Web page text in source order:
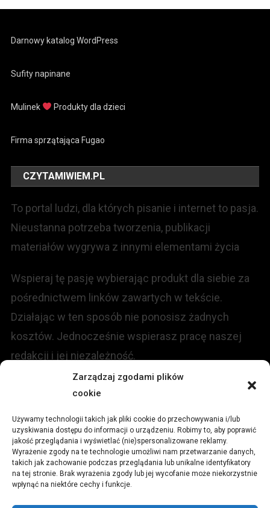
Zarządzaj zgodami plików
cookie
Używamy technologii takich jak pliki cookie do przechowywania i/lub
uzyskiwania dostępu do informacji o urządzeniu. Robimy to, aby poprawić
jakość przeglądania i wyświetlać (nie)spersonalizowane reklamy.
Wyrażenie zgody na te technologie umożliwi nam przetwarzanie danych,
takich jak zachowanie podczas przeglądania lub unikalne identyfikatory
na tej stronie. Brak wyrażenia zgody lub jej wycofanie może niekorzystnie
wpłynąć na niektóre cechy i funkcje.
Darnowy katalog WordPress
Sufity napinane
Mulinek Produkty dla dzieci
Firma sprzątająca Fugao
CZYTAMIWIEM.PL
To portal ludzi, dla których pisanie i internet to pasja.
Nieustanna potrzeba tworzenia, publikacji
materiałów wygrywa z innymi elementami życia
Wspieraj tę pasję wybierając produkt dla siebie za
pośrednictwem linków zawartych w tekście.
Działając w ten sposób nie ponosisz żadnych
kosztów. Jednocześnie wspierasz pracę naszej
redakcji i jej niezależność.
Redakcja portalu:
ul.Stara 13, 42-600 Tarnowskie Góry
TEL:+48 509 547 822